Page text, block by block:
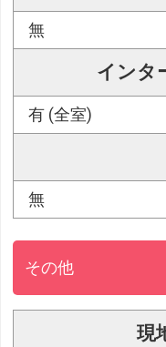
無
インタ
有 (全室)
無
その他
現